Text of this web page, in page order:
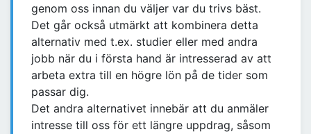
genom oss innan du väljer var du trivs bäst.
Det går också utmärkt att kombinera detta
alternativ med t.ex. studier eller med andra
jobb när du i första hand är intresserad av att
arbeta extra till en högre lön på de tider som
passar dig.
Det andra alternativet innebär att du anmäler
intresse till oss för ett längre uppdrag, såsom